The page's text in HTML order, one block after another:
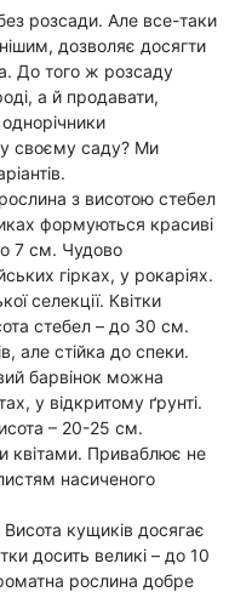
розсади. Але все-таки
дозволяє досягти
До того ж розсаду
а й продавати,
своєму саду? Ми
з висотою стебел
формуються красиві
7 см. Чудово
гірках, у рокаріях.
селекції. Квітки
стебел – до 30 см.
але стійка до спеки.
барвінок можна
у відкритому ґрунті.
– 20-25 см.
квітами. Приваблює не
насиченого
Висота кущиків досягає
досить великі – до 10
рослина добре